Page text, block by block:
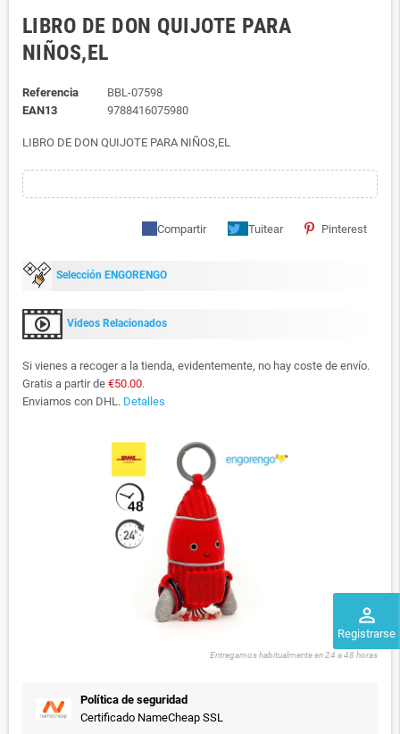
perm_identity
Registrarse
LIBRO DE DON QUIJOTE PARA
NIÑOS,EL
Referencia
BBL-07598
EAN13
9788416075980
LIBRO DE DON QUIJOTE PARA NIÑOS,EL
Compartir Tuitear Pinterest
Selección ENGORENGO
Videos Relacionados
Si vienes a recoger a la tienda, evidentemente, no hay coste de envío.
Gratis a partir de €50.00.
Enviamos con DHL. Detalles
Entregamos habitualmente en 24 a 48 horas
Política de seguridad
Certificado NameCheap SSL